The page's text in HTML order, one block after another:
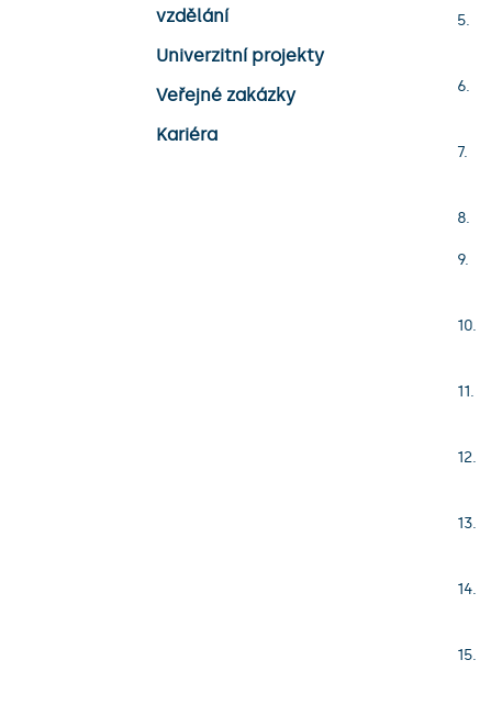
vzdělání
Univerzitní projekty
Veřejné zakázky
Kariéra